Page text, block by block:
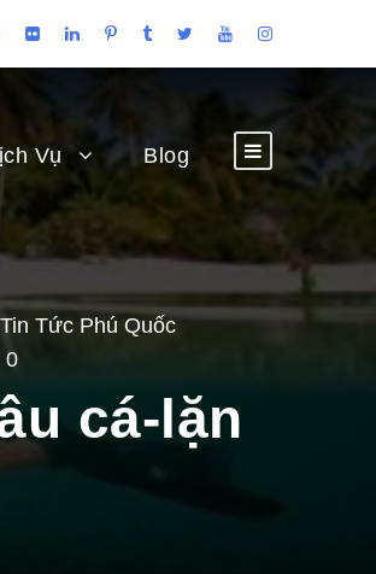
Vụ Blog
Tin Tức Phú Quốc
0
cá-lặn